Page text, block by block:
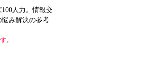
人力。情報交
み解決の参考
。